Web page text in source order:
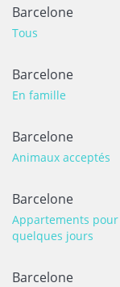
Barcelone
Tous
Barcelone
En famille
Barcelone
Animaux acceptés
Barcelone
Appartements pour
quelques jours
Barcelone